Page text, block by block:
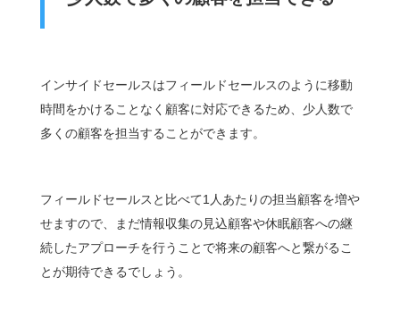
インサイドセールスはフィールドセールスのように移動
時間をかけることなく顧客に対応できるため、少人数で
多くの顧客を担当することができます。
フィールドセールスと比べて1人あたりの担当顧客を増や
せますので、まだ情報収集の見込顧客や休眠顧客への継
続したアプローチを行うことで将来の顧客へと繋がるこ
とが期待できるでしょう。